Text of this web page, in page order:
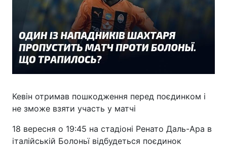
Кевін отримав пошкодження перед поєдинком і
не зможе взяти участь у матчі
18 вересня о 19:45 на стадіоні Ренато Даль-Ара в
італійській Болоньї відбудеться поєдинок